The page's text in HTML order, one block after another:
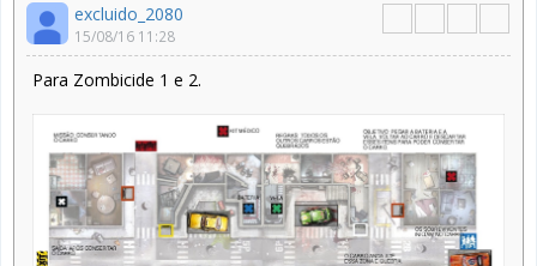
excluido_2080
15/08/16 11:28
Para Zombicide 1 e 2.